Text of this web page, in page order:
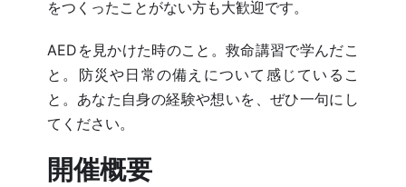
をつくったことがない方も大歓迎です。
AEDを見かけた時のこと。救命講習で学んだこ
と。防災や日常の備えについて感じているこ
と。あなた自身の経験や想いを、ぜひ一句にし
てください。
開催概要